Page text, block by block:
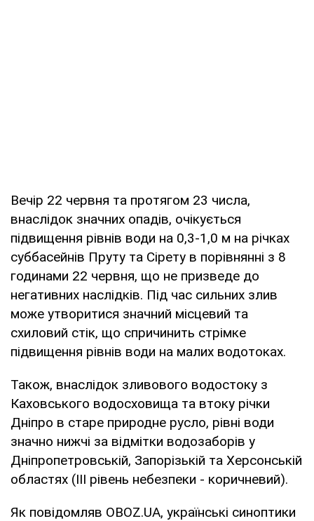
Вечір 22 червня та протягом 23 числа,
внаслідок значних опадів, очікується
підвищення рівнів води на 0,3-1,0 м на річках
суббасейнів Пруту та Сірету в порівнянні з 8
годинами 22 червня, що не призведе до
негативних наслідків. Під час сильних злив
може утворитися значний місцевий та
схиловий стік, що спричинить стрімке
підвищення рівнів води на малих водотоках.
Також, внаслідок зливового водостоку з
Каховського водосховища та втоку річки
Дніпро в старе природне русло, рівні води
значно нижчі за відмітки водозаборів у
Дніпропетровській, Запорізькій та Херсонській
областях (ІІІ рівень небезпеки - коричневий).
Як повідомляв OBOZ.UA, українські синоптики